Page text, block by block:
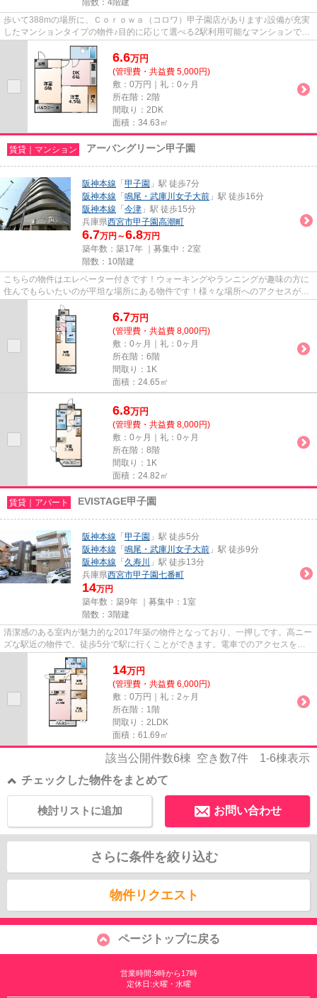
階数：4階建
歩いて388mの場所に、Ｃｏｒｏｗａ（コロワ）甲子園店があります♪設備が充実
したマンションタイプの物件♪目的に応じて選べる2駅利用可能なマンションです
♪徒歩5分で駅にアクセス可能な...
6.6万円
(管理費・共益費 5,000円)
敷：0万円｜礼：0ヶ月
所在階：2階
間取り：2DK
面積：34.63㎡
賃貸｜マンション アーバングリーン甲子園
阪神本線 「 甲子園 」駅 徒歩7分
阪神本線 「 鳴尾・武庫川女子大前 」駅 徒歩16分
阪神本線 「 今津 」駅 徒歩15分
兵庫県西宮市甲子園高潮町
6.7万円～6.8万円
築年数：築17年 ｜募集中： 2室
階数：10階建
こちらの物件はエレベーター付きです！ウォーキングやランニングが趣味の方に
住んでもらいたいのが平坦な場所にある物件です！様々な場所へのアクセスが便
利になる、2駅利用可能な物件...
6.7万円
(管理費・共益費 8,000円)
敷：0ヶ月｜礼：0ヶ月
所在階：6階
間取り：1K
面積：24.65㎡
6.8万円
(管理費・共益費 8,000円)
敷：0ヶ月｜礼：0ヶ月
所在階：8階
間取り：1K
面積：24.82㎡
賃貸｜アパート EVISTAGE甲子園
阪神本線 「 甲子園 」駅 徒歩5分
阪神本線 「 鳴尾・武庫川女子大前 」駅 徒歩9分
阪神本線 「 久寿川
」駅 徒歩13分
兵庫県西宮市甲子園七番町
14万円
築年数：築9年 ｜募集中： 1室
階数：3階建
清潔感のある室内が魅力的な2017年築の物件となっており、一押しです。高ニー
ズな駅近の物件で、徒歩5分で駅に行くことができます。電車でのアクセスを快
適なものにする、2駅利用可能...
14万円
(管理費・共益費 6,000円)
敷：0万円｜礼：2ヶ月
所在階：1階
間取り：2LDK
面積：61.69㎡
該当公開件数6棟 空き数7件 1-6棟表示
チェックした物件をまとめて
お問い合わせ
検討リストに追加
さらに条件を絞り込む
物件リクエスト
ページトップに戻る
営業時間:9時から17時
定休日:火曜・水曜